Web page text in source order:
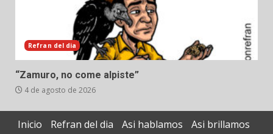
Refran del dia
“Zamuro, no come alpiste”
4 de agosto de 2026
Inicio Refran del dia Asi hablamos
Asi brillamos